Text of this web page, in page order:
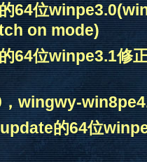
64位
on mode)
64位winpe3.1修
wingwy-
的64位